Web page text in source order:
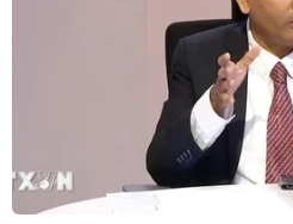
#Liên hợp quốc #Nhà nước
#Hội đồng bảo an
#Cổ vật